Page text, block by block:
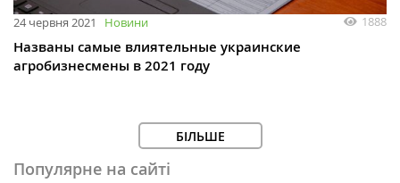
24 червня 2021 Новини 1888
Названы самые влиятельные украинские
агробизнесмены в 2021 году
БІЛЬШЕ
Популярне на сайті